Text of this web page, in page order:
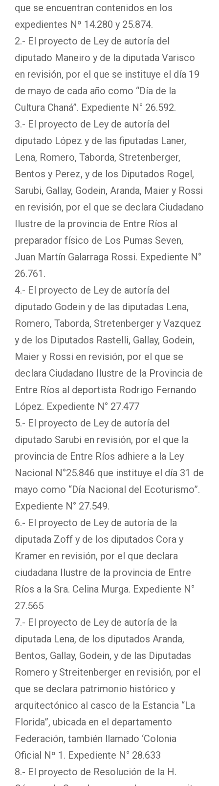
que se encuentran contenidos en los
expedientes Nº 14.280 y 25.874.
2.- El proyecto de Ley de autoría del
diputado Maneiro y de la diputada Varisco
en revisión, por el que se instituye el día 19
de mayo de cada año como “Día de la
Cultura Chaná”. Expediente N° 26.592.
3.- El proyecto de Ley de autoría del
diputado López y de las fiputadas Laner,
Lena, Romero, Taborda, Stretenberger,
Bentos y Perez, y de los Diputados Rogel,
Sarubi, Gallay, Godein, Aranda, Maier y Rossi
en revisión, por el que se declara Ciudadano
Ilustre de la provincia de Entre Ríos al
preparador físico de Los Pumas Seven,
Juan Martín Galarraga Rossi. Expediente N°
26.761.
4.- El proyecto de Ley de autoría del
diputado Godein y de las diputadas Lena,
Romero, Taborda, Stretenberger y Vazquez
y de los Diputados Rastelli, Gallay, Godein,
Maier y Rossi en revisión, por el que se
declara Ciudadano Ilustre de la Provincia de
Entre Ríos al deportista Rodrigo Fernando
López. Expediente N° 27.477
5.- El proyecto de Ley de autoría del
diputado Sarubi en revisión, por el que la
provincia de Entre Ríos adhiere a la Ley
Nacional N°25.846 que instituye el día 31 de
mayo como “Día Nacional del Ecoturismo”.
Expediente N° 27.549.
6.- El proyecto de Ley de autoría de la
diputada Zoff y de los diputados Cora y
Kramer en revisión, por el que declara
ciudadana Ilustre de la provincia de Entre
Ríos a la Sra. Celina Murga. Expediente N°
27.565
7.- El proyecto de Ley de autoría de la
diputada Lena, de los diputados Aranda,
Bentos, Gallay, Godein, y de las Diputadas
Romero y Streitenberger en revisión, por el
que se declara patrimonio histórico y
arquitectónico al casco de la Estancia “La
Florida”, ubicada en el departamento
Federación, también llamado ‘Colonia
Oficial Nº 1. Expediente N° 28.633
8.- El proyecto de Resolución de la H.